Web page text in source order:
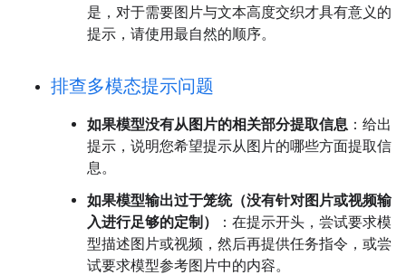
是，对于需要图片与文本高度交织才具有意义的
提示，请使用最自然的顺序。
排查多模态提示问题
如果模型没有从图片的相关部分提取信息 ：给出
提示，说明您希望提示从图片的哪些方面提取信
息。
如果模型输出过于笼统（没有针对图片或视频输
入进行足够的定制）
：在提示开头，尝试要求模
型描述图片或视频，然后再提供任务指令，或尝
试要求模型参考图片中的内容。